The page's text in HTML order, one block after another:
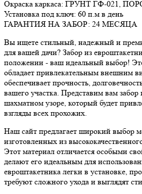
Окраска каркаса: ГРУНТ ГФ-021,
Установка под ключ: 60 п.м в день
ГАРАНТИЯ НА ЗАБОР: 24 МЕСЯЦА
Вы ищете стильный, надежный и
для вашей дачи? Забор из
положении - ваш идеальный выбор!
обладает привлекательным внешним
обеспечивает прочность,
вашего участка. Представим вам забор
шахматном узоре, который будет
взгляды всех прохожих.
Наш сайт предлагает широкий выбор
изготовленных из
Этот материал отличается особыми
делают его идеальным для
евроштакетника легки в установке,
требуют сложного ухода и выглядят